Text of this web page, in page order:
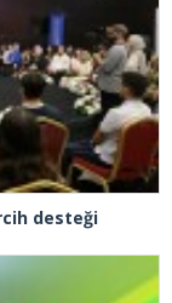
desteği